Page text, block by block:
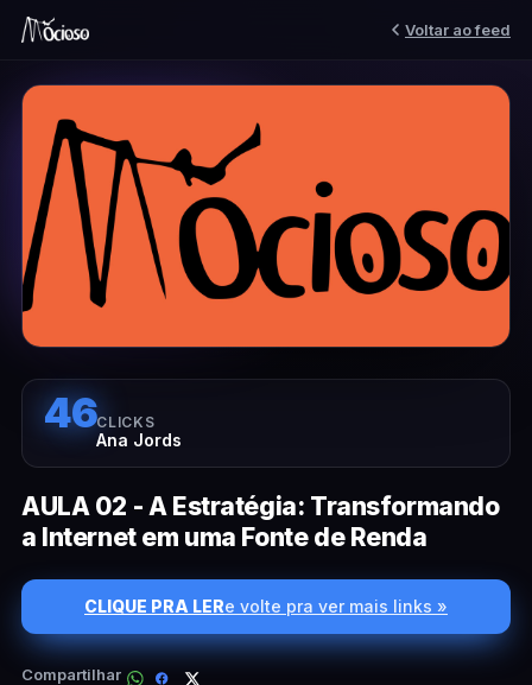
Voltar ao feed
46CLICKS
Ana Jords
AULA 02 - A Estratégia: Transformando
a Internet em uma Fonte de Renda
CLIQUE PRA LERe volte pra ver mais links »
Compartilhar